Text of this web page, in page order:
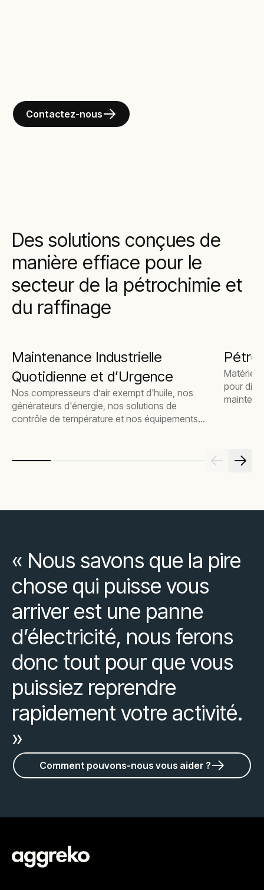
Contactez-nous
Des solutions conçues de
manière effiace pour le
secteur de la pétrochimie et
du raffinage
Maintenance Industrielle
Quotidienne et d’Urgence
Nos compresseurs d’air exempt d'huile, nos
générateurs d'énergie, nos solutions de
contrôle de température et nos équipements
installation. Alors que la surveillance à
Matériel
pour
« Nous savons que la pire
chose qui puisse vous
arriver est une panne
d’électricité, nous ferons
donc tout pour que vous
puissiez reprendre
rapidement votre activité.
»
Comment pouvons-nous vous aider ?